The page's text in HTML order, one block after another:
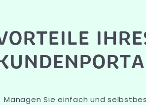
Managen Sie einfach und